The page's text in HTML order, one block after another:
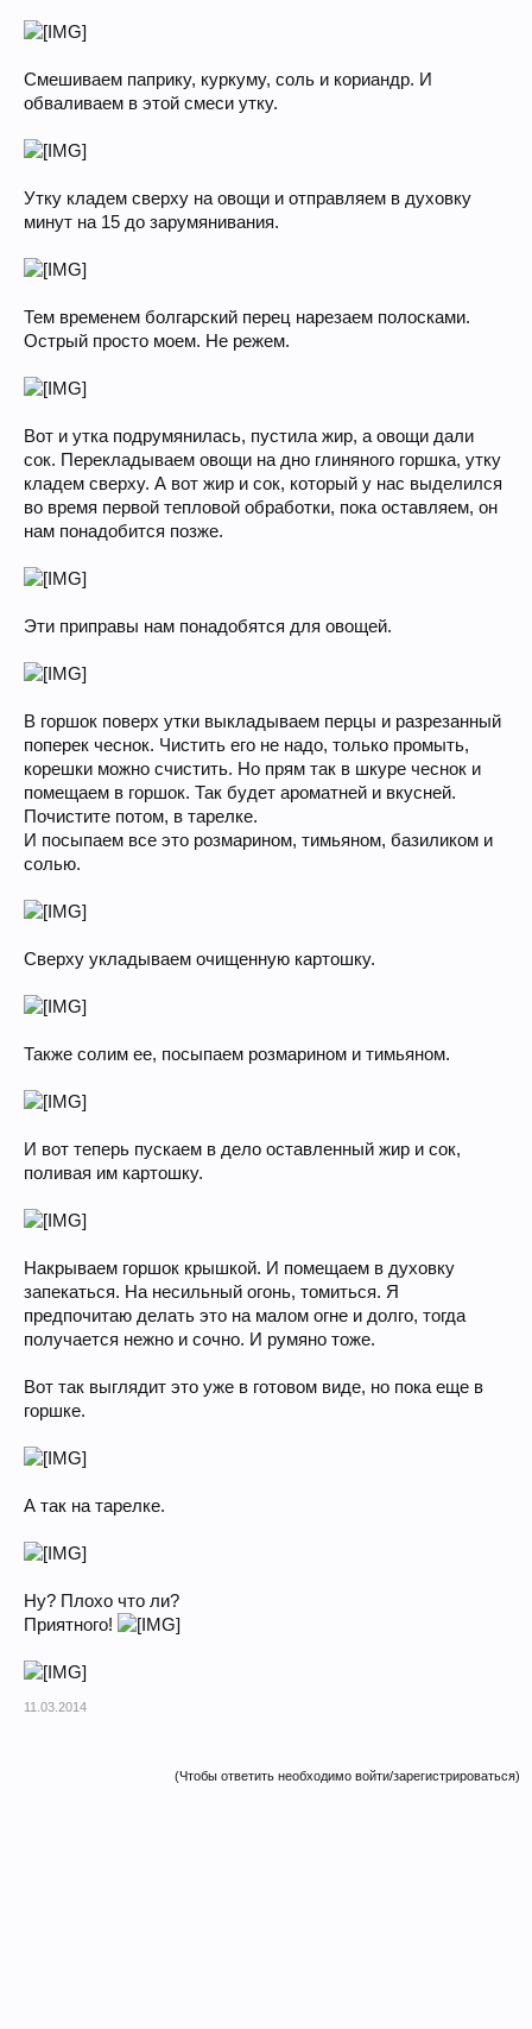
Смешиваем паприку, куркуму, соль и кориандр. И
обваливаем в этой смеси утку.
Утку кладем сверху на овощи и отправляем в духовку
минут на 15 до зарумянивания.
Тем временем болгарский перец нарезаем полосками.
Острый просто моем. Не режем.
Вот и утка подрумянилась, пустила жир, а овощи дали
сок. Перекладываем овощи на дно глиняного горшка, утку
кладем сверху. А вот жир и сок, который у нас выделился
во время первой тепловой обработки, пока оставляем, он
нам понадобится позже.
Эти приправы нам понадобятся для овощей.
В горшок поверх утки выкладываем перцы и разрезанный
поперек чеснок. Чистить его не надо, только промыть,
корешки можно счистить. Но прям так в шкуре чеснок и
помещаем в горшок. Так будет ароматней и вкусней.
Почистите потом, в тарелке.
И посыпаем все это розмарином, тимьяном, базиликом и
солью.
Сверху укладываем очищенную картошку.
Также солим ее, посыпаем розмарином и тимьяном.
И вот теперь пускаем в дело оставленный жир и сок,
поливая им картошку.
Накрываем горшок крышкой. И помещаем в духовку
запекаться. На несильный огонь, томиться. Я
предпочитаю делать это на малом огне и долго, тогда
получается нежно и сочно. И румяно тоже.
Вот так выглядит это уже в готовом виде, но пока еще в
горшке.
А так на тарелке.
Ну? Плохо что ли?
Приятного!
11.03.2014
(Чтобы ответить необходимо войти/зарегистрироваться)